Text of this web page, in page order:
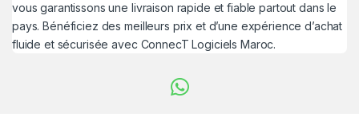
vous garantissons une livraison rapide et fiable partout dans le
pays. Bénéficiez des meilleurs prix et d’une expérience d’achat
fluide et sécurisée avec ConnecT Logiciels Maroc.